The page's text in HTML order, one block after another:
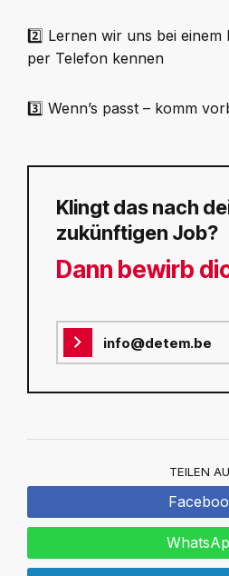
2️⃣ Lernen wir uns bei
per Telefon kennen
3️⃣ Wenn’s passt – komm
Klingt das nach
zukünftigen Job?
Dann bewirb
info@detem.be
TEILEN